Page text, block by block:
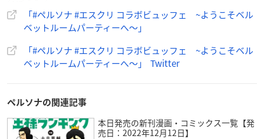
シャルマンシーナ東京
（東京都渋谷区神宮前4-5-6）
開催日：3月3日(金)、3月5日(日)、3月10日(金)、3月11日(土)、
3月12日(日)
（東京都豊島区東池袋1-8-1 WACCA 7F・８F）
開催日：3月17日(金)、3月18日(土)、3月19日(日)、3月21日
(火)、3月24日(金)、3月25日(土)、3月26日(日)
「#ペルソナ #エスクリ コラボビュッフェ ~ようこそベル
ベットルームパーティーへ〜」
「#ペルソナ #エスクリ コラボビュッフェ ~ようこそベル
ベットルームパーティーへ〜」 Twitter
ペルソナの関連記事
本日発売の新刊漫画・コミックス一覧【発
売日：2022年12月12日】